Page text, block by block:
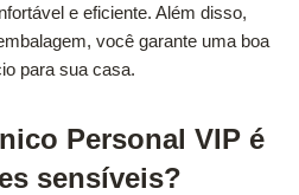
e eficiente. Além disso,
você garante uma boa
para sua casa.
Personal VIP é
sensíveis?